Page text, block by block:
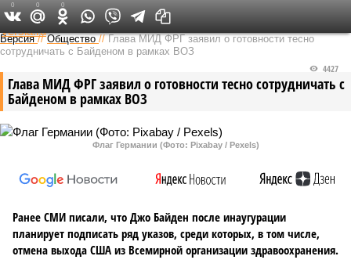
Федеральный выпуск
Версия //Общество //Глава МИД ФРГ заявил о готовности тесно
сотрудничать с Байденом в рамках ВОЗ
Глава МИД ФРГ заявил о готовности тесно сотрудничать с
Байденом в рамках ВОЗ
4427
Флаг Германии (Фото: Pixabay / Pexels)
Ранее СМИ писали, что Джо Байден после инаугурации
планирует подписать ряд указов, среди которых, в том числе,
отмена выхода США из Всемирной организации здравоохранения.
0 0 0